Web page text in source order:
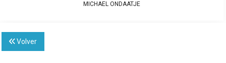
MICHAEL ONDAATJE
Volver